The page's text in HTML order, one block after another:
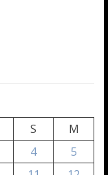
S
M
4
5